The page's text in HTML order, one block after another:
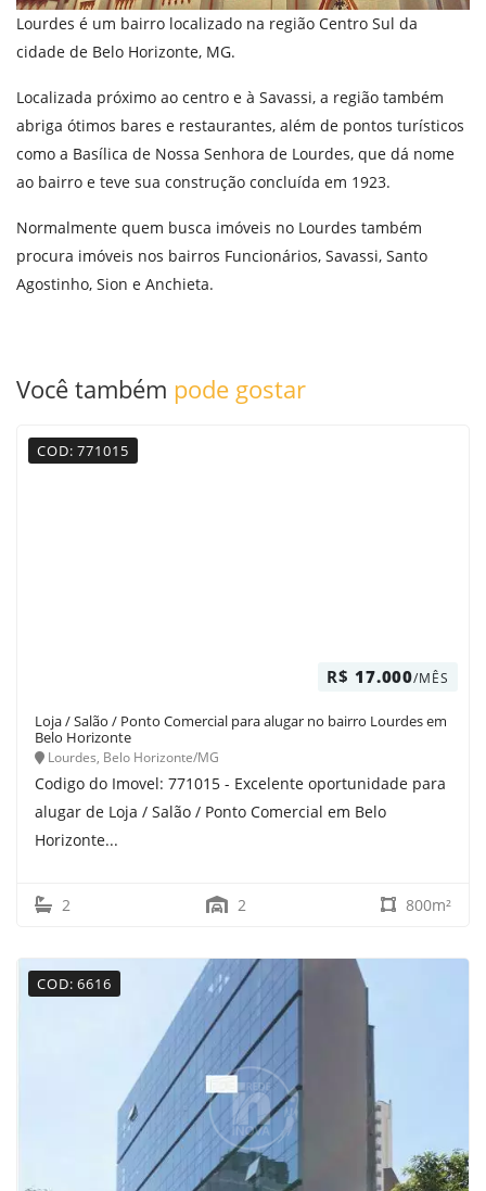
Lourdes é um bairro localizado na região Centro Sul da
cidade de Belo Horizonte, MG.
Localizada próximo ao centro e à Savassi, a região também
abriga ótimos bares e restaurantes, além de pontos turísticos
como a Basílica de Nossa Senhora de Lourdes, que dá nome
ao bairro e teve sua construção concluída em 1923.
Normalmente quem busca imóveis no Lourdes também
procura imóveis nos bairros Funcionários, Savassi, Santo
Agostinho, Sion e Anchieta.
Você também pode gostar
COD: 771015
R$ 17.000/MÊS
Loja / Salão / Ponto Comercial para alugar no bairro Lourdes em
Belo Horizonte
Lourdes, Belo Horizonte/MG
Codigo do Imovel: 771015 - Excelente oportunidade para
alugar de Loja / Salão / Ponto Comercial em Belo
Horizonte...
2 2 800m²
COD: 6616